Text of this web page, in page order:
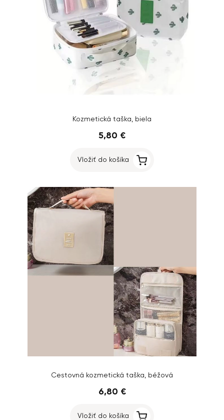
Kozmetická taška, biela
5,80 €
Vložiť do košíka
Cestovná kozmetická taška, béžová
6,80 €
Vložiť do košíka